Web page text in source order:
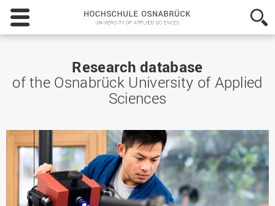
Hochschule
Osnabrück
-
Sciences
Research database
of the Osnabrück University of Applied
Sciences